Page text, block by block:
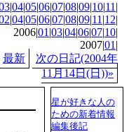
|04|05|06|07|08|09|10|11 |
|04|05|06|07|08|09|11 |12|
2006|01 |03|04|06|07|10|
2007|01 |
最新
次の日記(2004年
11月14日(日))»
星が好きな人の
ための新着情報
編集後記